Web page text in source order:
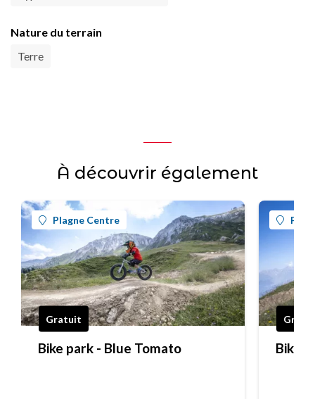
Nature du terrain
Terre
À découvrir également
Plagne Centre
Gratuit
Bike park - Blue Tomato Bike